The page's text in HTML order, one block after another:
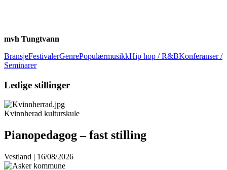
mvh Tungtvann
BransjeFestivalerGenrePopulærmusikkHip hop / R&BKonferanser /
Seminarer
Ledige stillinger
Kvinnherad kulturskule
Pianopedagog – fast stilling
Vestland | 16/08/2026